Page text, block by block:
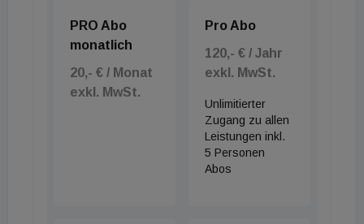
ob sie den Preis an die neuen Gegebenheiten
anpassen sollen oder nicht. Hier sind
Preisverhandlungen mit Interessenten sehr
wahrscheinlich.
PRO Abo
monatlich
20,- € / Monat
exkl. MwSt.
Pro Abo
120,- € / Jahr
exkl. MwSt.
Unlimitierter
Zugang zu allen
Leistungen inkl.
5 Personen
Abos